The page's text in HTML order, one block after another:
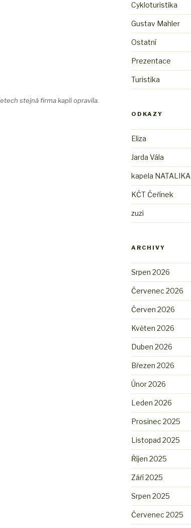
stejná firma kapli opravila.
Cykloturistika
Gustav Mahler
Ostatní
Prezentace
Turistika
ODKAZY
Eliza
Jarda Vála
kapela NATALIKA
KČT Čeřínek
zuzi
ARCHIVY
Srpen 2026
Červenec 2026
Červen 2026
Květen 2026
Duben 2026
Březen 2026
Únor 2026
Leden 2026
Prosinec 2025
Listopad 2025
Říjen 2025
Září 2025
Srpen 2025
Červenec 2025